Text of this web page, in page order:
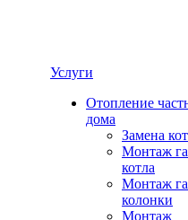
Услуги
Отопление
дома
Замена
Монтаж
котла
Монтаж
колонки
Монтаж